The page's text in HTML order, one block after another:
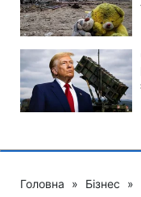
Головна » Бізнес »